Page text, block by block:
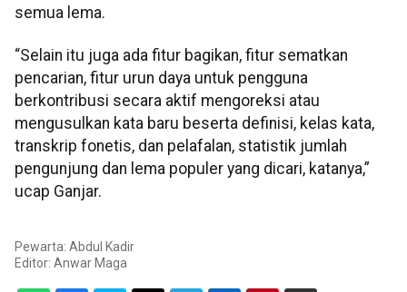
semua lema.
“Selain itu juga ada fitur bagikan, fitur sematkan
pencarian, fitur urun daya untuk pengguna
berkontribusi secara aktif mengoreksi atau
mengusulkan kata baru beserta definisi, kelas kata,
transkrip fonetis, dan pelafalan, statistik jumlah
pengunjung dan lema populer yang dicari, katanya,”
ucap Ganjar.
Pewarta: Abdul Kadir
Editor: Anwar Maga